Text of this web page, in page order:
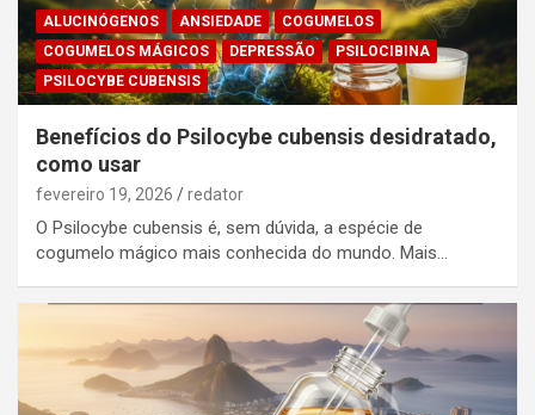
ALUCINÓGENOS ANSIEDADE
COGUMELOS
COGUMELOS MÁGICOS
DEPRESSÃO
PSILOCIBINA
PSILOCYBE CUBENSIS
Benefícios do Psilocybe cubensis desidratado,
como usar
fevereiro 19, 2026 redator
O Psilocybe cubensis é, sem dúvida, a espécie de
cogumelo mágico mais conhecida do mundo. Mais…